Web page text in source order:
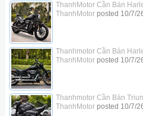
ThanhMotor Cần Bán
ThanhMotorposted 10/7/
Thanhmotor Cần Bán
ThanhMotorposted 10/7/
Thanhmotor Cần Bán
ThanhMotorposted 10/7/